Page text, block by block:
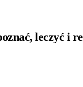
leczyć i